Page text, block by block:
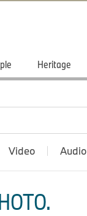
Heritage
Video Audio